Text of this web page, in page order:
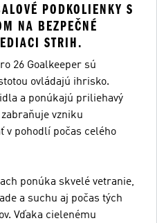
PODKOLIENKY S
NA BEZPEČNÉ
STRIH.
26 Goalkeeper sú
ovládajú ihrisko.
a ponúkajú priliehavý
vzniku
v pohodlí počas celého
ponúka skvelé vetranie,
a suchu aj počas tých
Vďaka cielenému